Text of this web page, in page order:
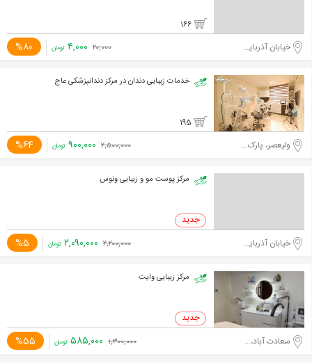
166
خیابان آذربایجان %80 ۲۰,۰۰۰ ۴,۰۰۰ تومان
خدمات زیبایی دندان در مرکز دندانپزشکی عاج
195
ولیعصر، پارک ساعی %64 ۲,۵۰۰,۰۰۰ ۹۰۰,۰۰۰ تومان
مرکز پوست مو و زیبایی ونوس
خیابان آذربایجان %5 ۲,۲۰۰,۰۰۰ ۲,۰۹۰,۰۰۰ تومان
مرکز زیبایی وایت
سعادت آباد،مدیریت %55 ۱,۳۰۰,۰۰۰ ۵۸۵,۰۰۰ تومان